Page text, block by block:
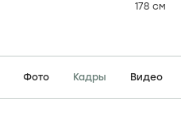
178 см
Фото Кадры Видео